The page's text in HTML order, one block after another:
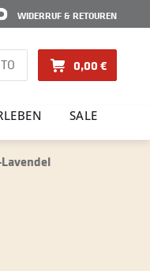
WIDERRUF & RETOUREN
0,00 €
SALE